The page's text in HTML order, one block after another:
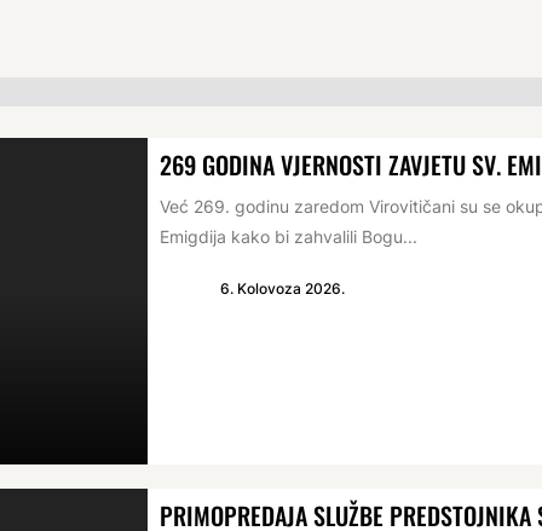
269 GODINA VJERNOSTI ZAVJETU SV.
Već 269. godinu zaredom Virovitičani su se
Emigdija kako bi zahvalili Bogu...
6. Kolovoza 2026.
PRIMOPREDAJA SLUŽBE